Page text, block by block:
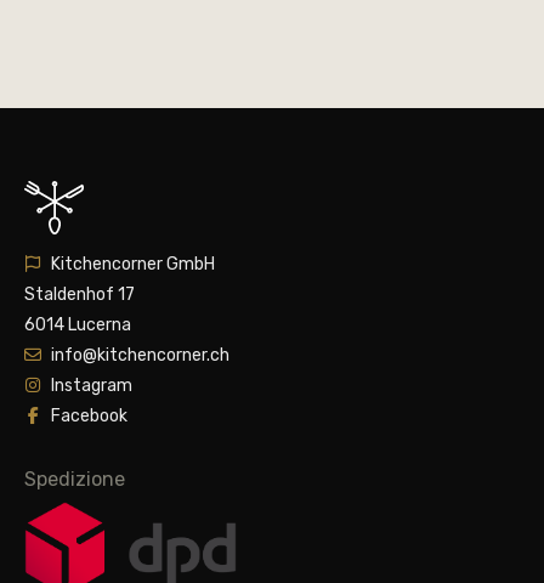
Kitchencorner GmbH
Staldenhof 17
6014 Lucerna
info@kitchencorner.ch
Instagram
Facebook
Spedizione